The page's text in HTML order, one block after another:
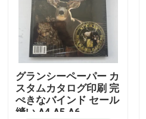
グランシーペーパー カ
スタムカタログ印刷 完
ぺきなバインド セール
縫い A4 A5 A6